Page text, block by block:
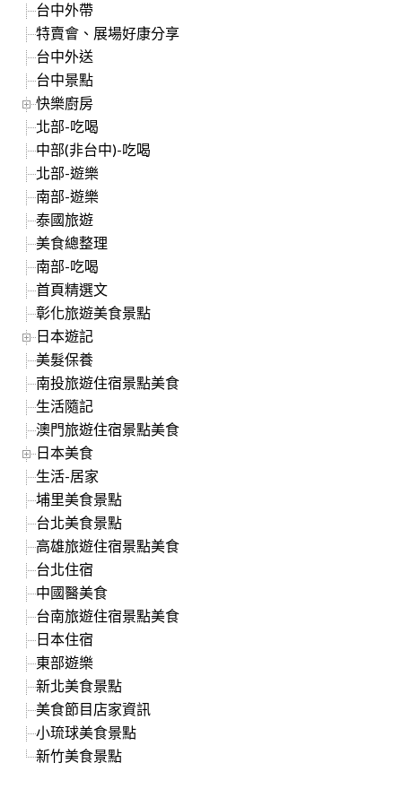
台中外帶
特賣會、展場好康分享
台中外送
台中景點
快樂廚房
北部-吃喝
中部(非台中)-吃喝
北部-遊樂
南部-遊樂
泰國旅遊
美食總整理
南部-吃喝
首頁精選文
彰化旅遊美食景點
日本遊記
美髮保養
南投旅遊住宿景點美食
生活隨記
澳門旅遊住宿景點美食
日本美食
生活-居家
埔里美食景點
台北美食景點
高雄旅遊住宿景點美食
台北住宿
中國醫美食
台南旅遊住宿景點美食
日本住宿
東部遊樂
新北美食景點
美食節目店家資訊
小琉球美食景點
新竹美食景點